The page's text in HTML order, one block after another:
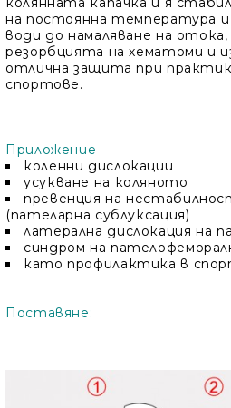
на постоянна температура
води до намаляване на отока,
резорбцията на хематоми и
отлична защита при
спортове.
Приложение
коленни дислокации
усукване на коляното
превенция на
(пателарна сублуксация)
латерална дислокация на
синдром на
като профилактика в
Поставяне: